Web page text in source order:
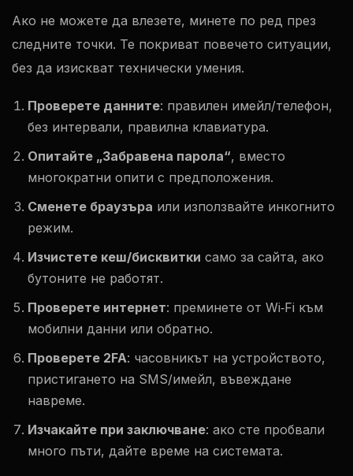
Ако не можете да влезете, минете по ред през
следните точки. Те покриват повечето ситуации,
без да изискват технически умения.
Проверете данните: правилен имейл/телефон,
без интервали, правилна клавиатура.
Опитайте „Забравена парола“, вместо
многократни опити с предположения.
Сменете браузъра или използвайте инкогнито
режим.
Изчистете кеш/бисквитки само за сайта, ако
бутоните не работят.
Проверете интернет: преминете от Wi‑Fi към
мобилни данни или обратно.
Проверете 2FA: часовникът на устройството,
пристигането на SMS/имейл, въвеждане
навреме.
Изчакайте при заключване: ако сте пробвали
много пъти, дайте време на системата.